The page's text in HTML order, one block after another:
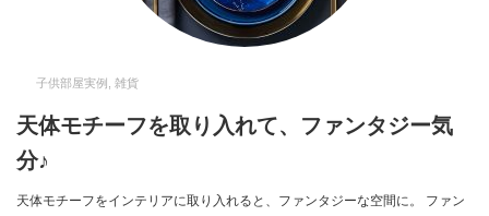
子供部屋実例 雑貨
天体モチーフを取り入れて、ファンタジー気
分♪
天体モチーフをインテリアに取り入れると、ファンタジーな空間に。 ファン